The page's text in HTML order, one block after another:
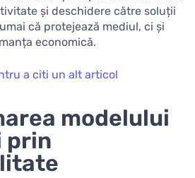
și deschidere către soluții
că protejează mediul, ci și
economică.
a citi un alt articol
modelului
prin